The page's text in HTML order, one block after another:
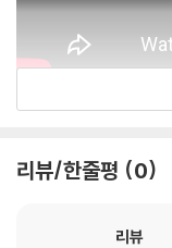
리뷰/한줄평 0
리뷰